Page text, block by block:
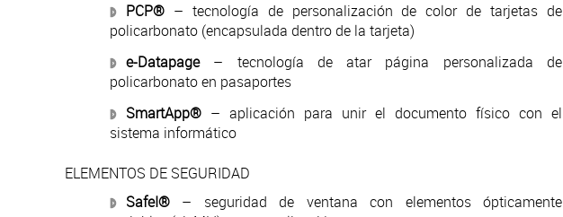
PCP® – tecnología de personalización de color de tarjetas de
policarbonato (encapsulada dentro de la tarjeta)
e-Datapage– tecnología de atar página personalizada de
policarbonato en pasaportes
SmartApp® – aplicación para unir el documento físico con el
sistema informático
ELEMENTOS DE SEGURIDAD
SafeI® – seguridad de ventana con elementos ópticamente